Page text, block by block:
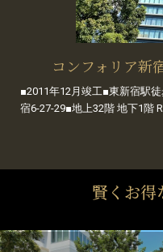
コンフォリア新
■2011年12月竣工■東新宿駅
宿6-27-29■地上32階 地下1階
賢くお得